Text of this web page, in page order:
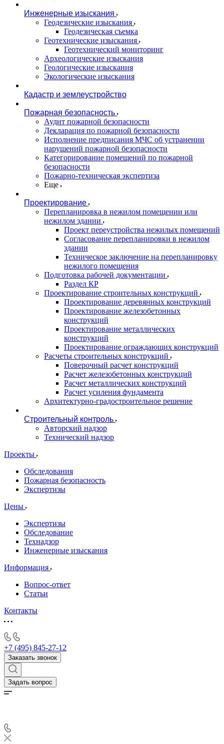
Инженерные изыскания
Геодезические изыскания
Геодезическая съемка
Геотехнические изыскания
Геотехнический мониторинг
Археологические изыскания
Геологические изыскания
Экологические изыскания
Кадастр и землеустройство
Пожарная безопасность
Аудит пожарной безопасности
Декларация по пожарной безопасности
Исполнение предписания МЧС об устранении
нарушений пожарной безопасности
Категорирование помещений по пожарной
безопасности
Пожарно-техническая экспертиза
Еще
Проектирование
Перепланировка в нежилом помещении или
нежилом здании
Проект переустройства нежилых помещений
Согласование перепланировки в нежилом
здании
Техническое заключение на перепланировку
нежилого помещения
Подготовка рабочей документации
Раздел КР
Проектирование строительных конструкций
Проектирование деревянных конструкций
Проектирование железобетонных
конструкций
Проектирование металлических
конструкций
Проектирование ограждающих конструкций
Расчеты строительных конструкций
Поверочный расчет конструкций
Расчет железобетонных конструкций
Расчет металлических конструкций
Расчет усиления фундамента
Архитектурно-градостроительное решение
Строительный контроль
Авторский надзор
Технический надзор
Проекты
Обследования
Пожарная безопасность
Экспертизы
Цены
Экспертизы
Обследование
Технадзор
Инженерные изыскания
Информация
Вопрос-ответ
Статьи
Контакты
+7 (495) 845-27-12
Заказать звонок
Задать вопрос